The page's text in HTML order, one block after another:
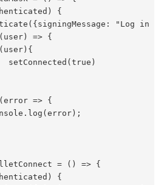
{
"Log in
=> {
setConnected(true)
=> {
= () => {
{